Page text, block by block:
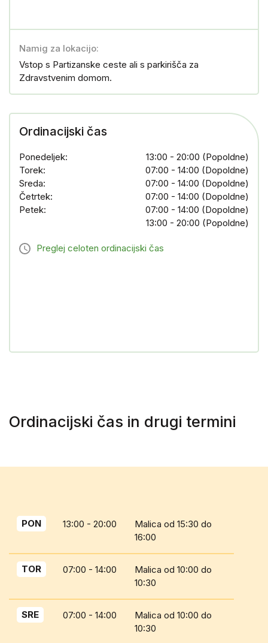
Namig za lokacijo:
Vstop s Partizanske ceste ali s parkirišča za
Zdravstvenim domom.
Ordinacijski čas
Ponedeljek:
13:00 - 20:00 (Popoldne)
Torek:
07:00 - 14:00 (Dopoldne)
Sreda:
07:00 - 14:00 (Dopoldne)
Četrtek:
07:00 - 14:00 (Dopoldne)
Petek:
07:00 - 14:00 (Dopoldne)
13:00 - 20:00 (Popoldne)
Preglej celoten ordinacijski čas
Ordinacijski čas in drugi termini
PON 13:00 - 20:00
Malica od 15:30 do
16:00
TOR 07:00 - 14:00
Malica od 10:00 do
10:30
SRE 07:00 - 14:00
Malica od 10:00 do
10:30